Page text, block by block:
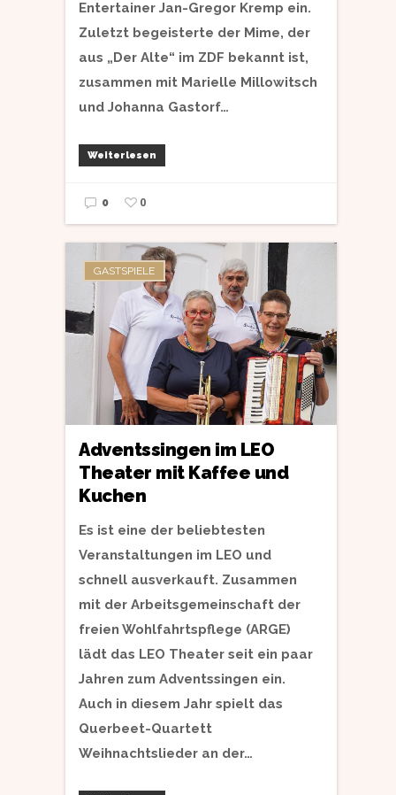
Entertainer Jan-Gregor Kremp ein.
Zuletzt begeisterte der Mime, der
aus „Der Alte“ im ZDF bekannt ist,
zusammen mit Marielle Millowitsch
und Johanna Gastorf…
Weiterlesen
0 0
GASTSPIELE
Adventssingen im LEO
Theater mit Kaffee und
Kuchen
Es ist eine der beliebtesten
Veranstaltungen im LEO und
schnell ausverkauft. Zusammen
mit der Arbeitsgemeinschaft der
freien Wohlfahrtspflege (ARGE)
lädt das LEO Theater seit ein paar
Jahren zum Adventssingen ein.
Auch in diesem Jahr spielt das
Querbeet-Quartett
Weihnachtslieder an der…